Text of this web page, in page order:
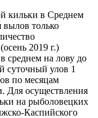
кильки в Среднем
только
2019 г.)
среднем на лову до
суточный улов 1
по месяцам
Для осуществления
на рыболовецких
Каспийского